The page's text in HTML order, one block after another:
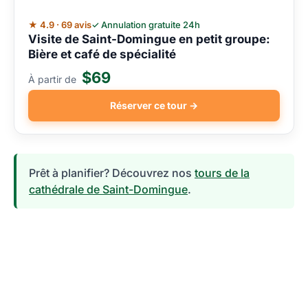
★ 4.9 · 69 avis✓ Annulation gratuite 24h
Visite de Saint-Domingue en petit groupe:
Bière et café de spécialité
À partir de $69
Réserver ce tour →
Prêt à planifier? Découvrez nos tours de la
cathédrale de Saint-Domingue.